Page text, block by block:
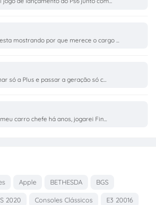
mostrando por que merece o cargo ...
só a Plus e passar a geração só c...
carro chefe há anos, jogarei Fin...
Apple BETHESDA BGS
2020 Consoles Clássicos E3 20016